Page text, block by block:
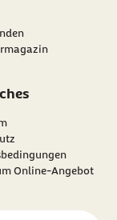
Online-Angebot